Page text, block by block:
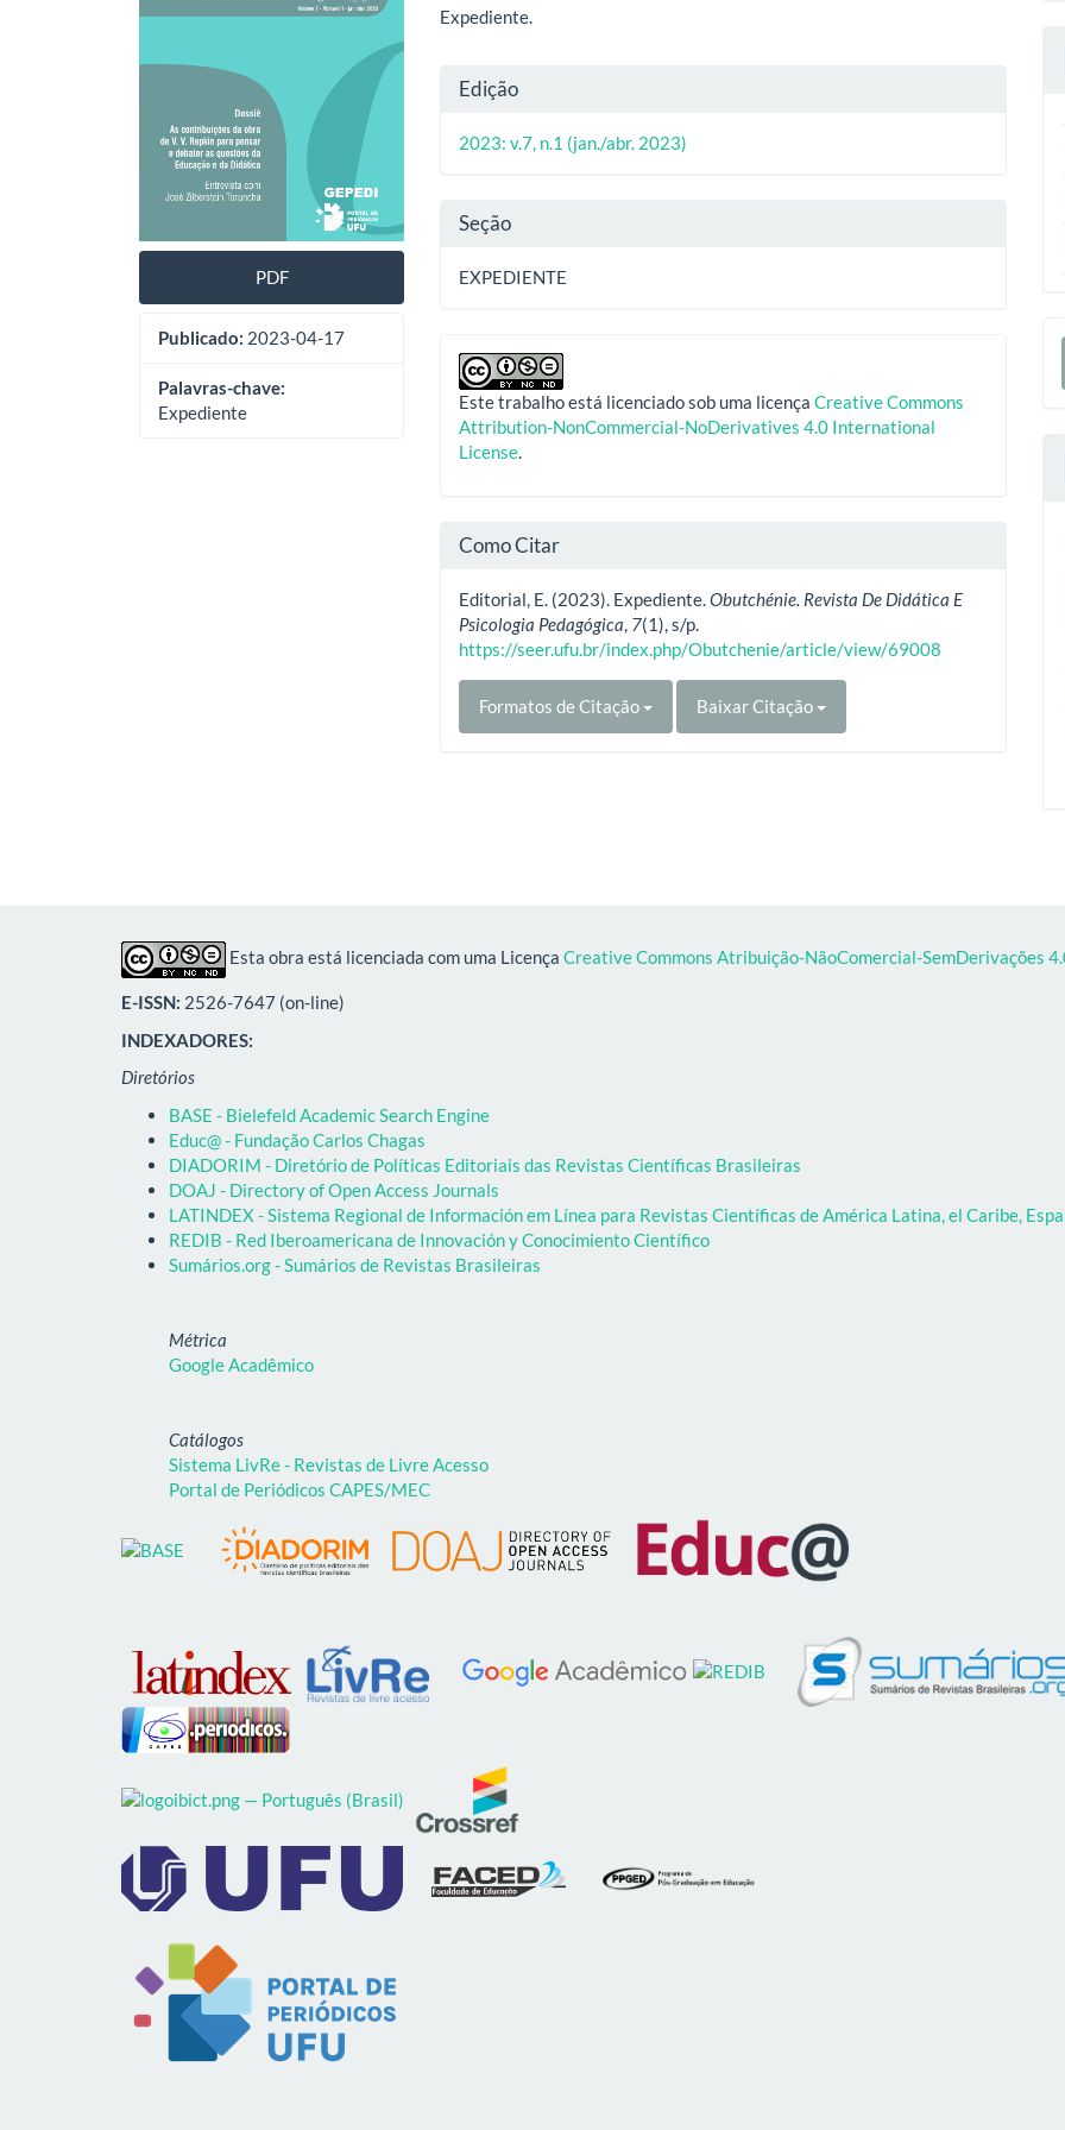
artigos
PDF
Publicado: 2023-04-17
Palavras-chave:
Expediente
principal
Expediente.
Detalhes
do
artigo
Edição
2023: v.7, n.1 (jan./abr. 2023)
Seção
EXPEDIENTE
Este trabalho está licenciado sob uma licençaCreative Commons
Attribution-NonCommercial-NoDerivatives 4.0 International
License.
Como Citar
Editorial, E. (2023). Expediente.Obutchénie. Revista De Didática E
Psicologia Pedagógica 7(1), s/p.
https://seer.ufu.br/index.php/Obutchenie/article/view/69008
Formatos de Citação Baixar Citação
Esta obra está licenciada com uma Licença Creative Commons Atribuição-NãoComercial-SemDerivações
E-ISSN: 2526-7647 (on-line)
INDEXADORES:
Diretórios
BASE - Bielefeld Academic Search Engine
Educ@ - Fundação Carlos Chagas
DIADORIM - Diretório de Políticas Editoriais das Revistas Científicas Brasileiras
DOAJ - Directory of Open Access Journals
LATINDEX - Sistema Regional de Información em Línea para Revistas Científicas de América Latina, el Caribe,
REDIB - Red Iberoamericana de Innovación y Conocimiento Científico
Sumários.org - Sumários de Revistas Brasileiras
Métrica
Google Acadêmico
Catálogos
Sistema LivRe - Revistas de Livre Acesso
Portal de Periódicos CAPES/MEC